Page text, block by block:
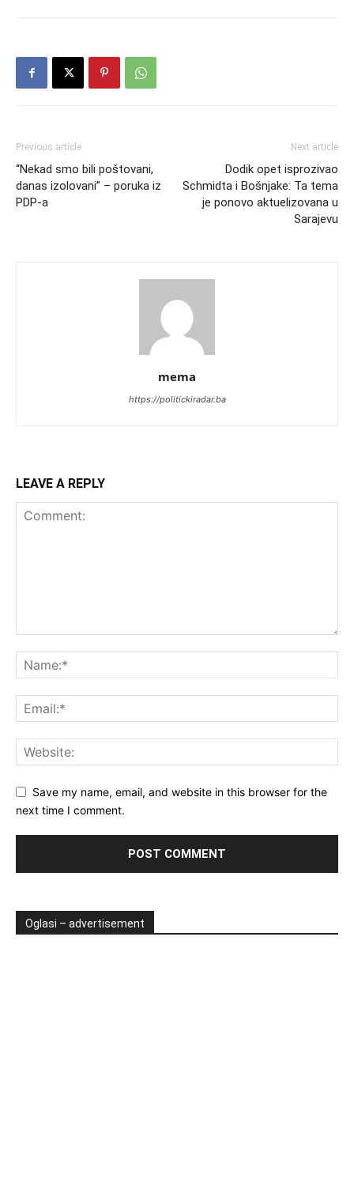
Previous article
“Nekad smo bili poštovani,
danas izolovani” – poruka iz
PDP-a
Next article
Dodik opet isprozivao
Schmidta i Bošnjake: Ta tema
je ponovo aktuelizovana u
Sarajevu
mema
https://politickiradar.ba
LEAVE A REPLY
Save my name, email, and website in this browser for the
next time I comment.
Oglasi – advertisement